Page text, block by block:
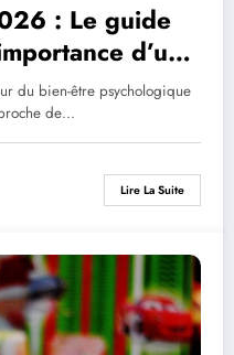
: Le guide
d’un
du bien-être psychologique
de…
Lire La Suite